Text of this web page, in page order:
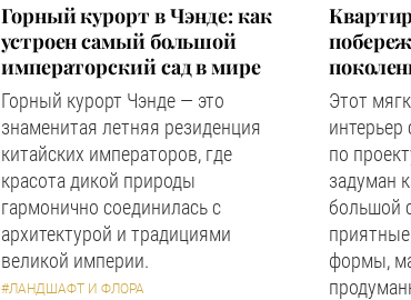
Горный курорт в Чэнде: как
устроен самый большой
императорский сад в мире
Горный курорт Чэнде — это
знаменитая летняя резиденция
китайских императоров, где
красота дикой природы
гармонично соединилась с
архитектурой и традициями
великой империи.
#ЛАНДШАФТ И ФЛОРА
Этот
по
задуман
большой
формы,